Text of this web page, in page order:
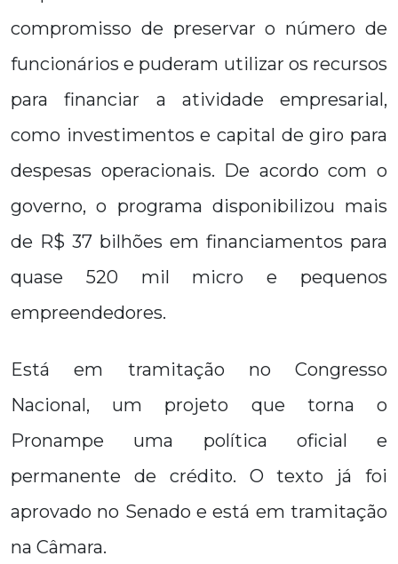
compromisso de preservar o número de
funcionários e puderam utilizar os recursos
para financiar a atividade empresarial,
como investimentos e capital de giro para
despesas operacionais. De acordo com o
governo, o programa disponibilizou mais
de R$ 37 bilhões em financiamentos para
quase 520 mil micro e pequenos
empreendedores.
Está em tramitação no Congresso
Nacional, um projeto que torna o
Pronampe uma política oficial e
permanente de crédito. O texto já foi
aprovado no Senado e está em tramitação
na Câmara.